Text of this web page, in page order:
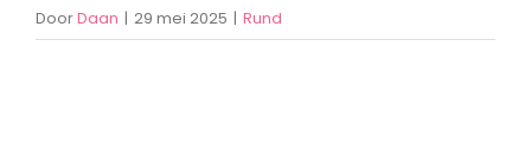
DoorDaan | 29 mei 2025 | Rund